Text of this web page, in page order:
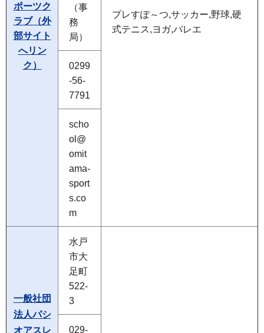
ポーツク
ラブ（外
部サイト
へリン
ク）
プレすぽ～つ,サッカー,野球,硬
式テニス,ヨガ,バレエ
（事
務
局）
0299
-56-
7791
scho
ol@
omit
ama-
sport
s.co
m
一般社団
法人パシ
オアスレ
水戸
市大
足町
522-
3
029-